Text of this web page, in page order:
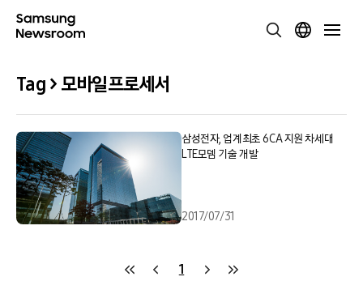
Tag > 모바일프로세서
삼성전자, 업계최초 6CA 지원 차세대
LTE모뎀 기술 개발
2017/07/31
1